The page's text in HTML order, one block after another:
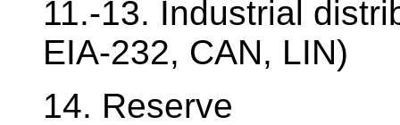
11.-13. Industrial
EIA-232, CAN, LIN)
14. Reserve